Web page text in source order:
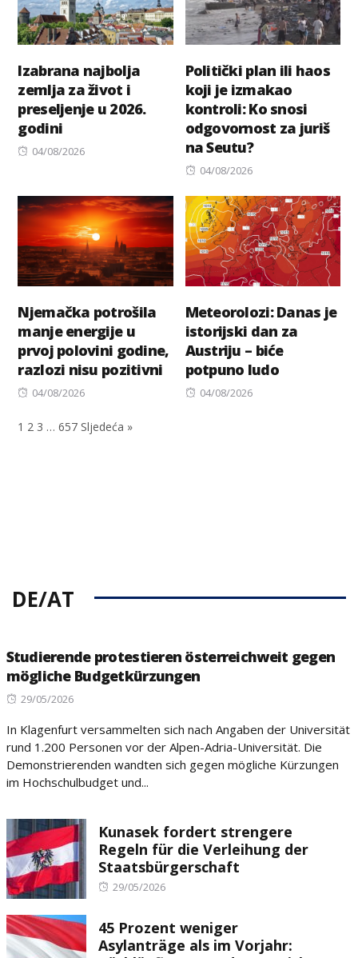
Izabrana najbolja
zemlja za život i
preseljenje u 2026.
godini
Posted
04/08/2026
Politički plan ili haos
koji je izmakao
kontroli: Ko snosi
odgovornost za juriš
na Seutu?
Posted
04/08/2026
Njemačka potrošila
manje energije u
prvoj polovini godine,
razlozi nisu pozitivni
Posted
04/08/2026
Meteorolozi: Danas je
istorijski dan za
Austriju – biće
potpuno ludo
Posted
04/08/2026
1 2 3 … 657 Sljedeća »
DE/AT
Studierende protestieren österreichweit gegen
mögliche Budgetkürzungen
Posted
29/05/2026
In Klagenfurt versammelten sich nach Angaben der Universität
rund 1.200 Personen vor der Alpen-Adria-Universität. Die
Demonstrierenden wandten sich gegen mögliche Kürzungen
im Hochschulbudget und...
Kunasek fordert strengere
Regeln für die Verleihung der
Staatsbürgerschaft
Posted
29/05/2026
45 Prozent weniger
Asylanträge als im Vorjahr: